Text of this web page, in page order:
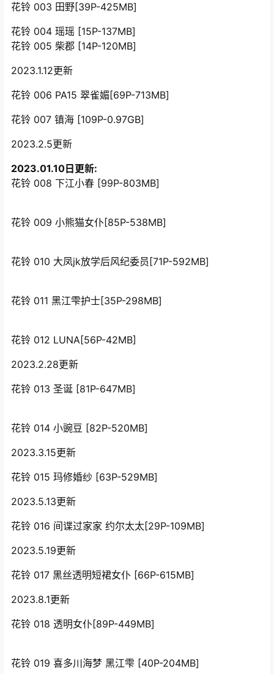
花铃 003 田野[39P-425MB]
花铃 004 瑶瑶 [15P-137MB]
花铃 005 柴郡 [14P-120MB]
2023.1.12更新
花铃 006 PA15 翠雀媚[69P-713MB]
花铃 007 镇海 [109P-0.97GB]
2023.2.5更新
2023.01.10日更新:
花铃 008 下江小春 [99P-803MB]
花铃 009 小熊猫女仆[85P-538MB]
花铃 010 大凤jk放学后风纪委员[71P-592MB]
花铃 011 黑江雫护士[35P-298MB]
花铃 012 LUNA[56P-42MB]
2023.2.28更新
花铃 013 圣诞 [81P-647MB]
花铃 014 小豌豆 [82P-520MB]
2023.3.15更新
花铃 015 玛修婚纱 [63P-529MB]
2023.5.13更新
花铃 016 间谍过家家 约尔太太[29P-109MB]
2023.5.19更新
花铃 017 黑丝透明短裙女仆 [66P-615MB]
2023.8.1更新
花铃 018 透明女仆[89P-449MB]
花铃 019 喜多川海梦 黑江雫 [40P-204MB]